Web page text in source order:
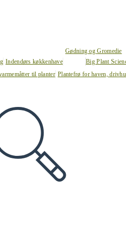
Indendørs køkkenhave
Gødning og Gromedie
Big Plant
til planter Plantefrø for haven,